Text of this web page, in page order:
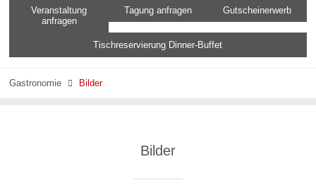
Veranstaltung
anfragen
Tagung anfragen Gutscheinerwerb
Tischreservierung Dinner-Buffet
Gastronomie  Bilder
Bilder